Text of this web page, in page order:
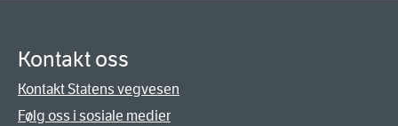
Kontakt oss
Kontakt Statens vegvesen
Følg oss i sosiale medier